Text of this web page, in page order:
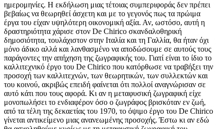
ημερομηνίες. Η εκδήλωση μιας τέτοιας συμπεριφοράς δεν πρέπει
βεβαίως να θεωρηθεί άσχετη και με το γεγονός πως τα πρώιμα
έργα του είχαν υψηλότερη οικονομική αξία. Αν, ωστόσο, αυτή η
δραστηριότητα χάρισε στον De Chirico σκανδαλοθηρική
δημοσιότητα, τουλάχιστον στην Ιταλία και τη Γαλλία, θα ήταν όχι
μόνο άδικο αλλά και λανθασμένο να αποδώσουμε σε αυτούς τους
παράγοντες την απήχηση της ζωγραφικής του. Γιατί είναι το ίδιο το
καλλιτεχνικό έργο του De Chirico που κατόρθωσε να τραβήξει την
προσοχή των καλλιτεχνών, των θεωρητικών, των συλλεκτών και
του κοινού, ακριβώς επειδή φαίνεται ότι πολλοί αναγνώρισαν σε
αυτό κάτι που τους αφορά. Κι αν η μεταφυσική ζωγραφική είχε
μονοπωλήσει το ενδιαφέρον όσο ο ζωγράφος βρισκόταν εν ζωή,
από τα τέλη της δεκαετίας του 1970, το όψιμο έργο του De Chirico
γίνεται αντικείμενο μιας ανανεωμένης προσοχής. Έστω κι αν εδώ